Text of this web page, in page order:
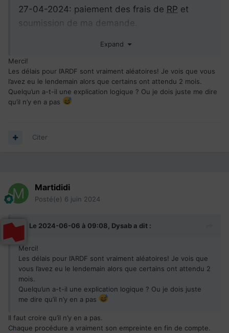
27-04-2024: paiement des frais de RP et
soumission de ma demande.
05-06-2024 à 14h: GU
05-06-2024 à 19h: Lettre de demande des
TCF originaux (mon épouse et moi)
05-06-2024 à 21h: envoie des documents
demandés (tcf originaux)
Expand
Merci!
Les délais pour l’ARDF sont vraiment aléatoires! Je vois que vous
l’avez eu le lendemain alors que certains ont attendu 2 mois.
Quelqu’un a-t-il une explication logique ? Ou je dois juste me dire
qu’il n’y en a pas
Citer
Martididi
Posté(e) 6 juin 2024
Le 2024-06-06 à 09:08, Dysaba dit :
Merci!
Les délais pour l’ARDF sont vraiment aléatoires! Je vois que
vous l’avez eu le lendemain alors que certains ont attendu 2
mois.
Quelqu’un a-t-il une explication logique ? Ou je dois juste
me dire qu’il n’y en a pas
Il faut croire qu’il n’y en a pas.
Chaque procédure a vraiment son empreinte en fin de compte.